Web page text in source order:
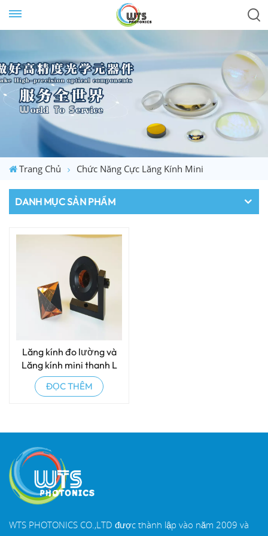
Trang Chủ Chức Năng Cực Lăng Kính Mini
DANH MỤC SẢN PHẨM
Lăng kính đo lường và
Lăng kính mini thanh L
ĐỌC THÊM
WTS PHOTONICS CO.,LTD được thành lập vào năm 2009 và